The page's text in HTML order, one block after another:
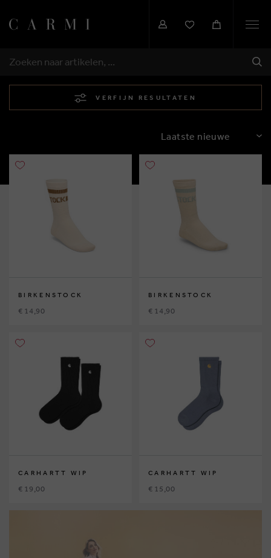
ZOEKEN
VERFIJN RESULTATEN
SORTEREN
BIRKENSTOCK
€ 14,90
BIRKENSTOCK
€ 14,90
CARHARTT WIP
€ 19,00
CARHARTT WIP
€ 15,00